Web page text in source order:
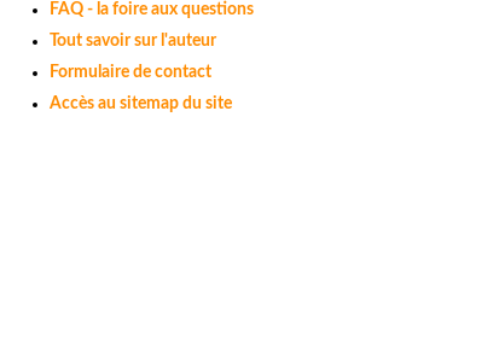
FAQ - la foire aux questions
Tout savoir sur l'auteur
Formulaire de contact
Accès au sitemap du site